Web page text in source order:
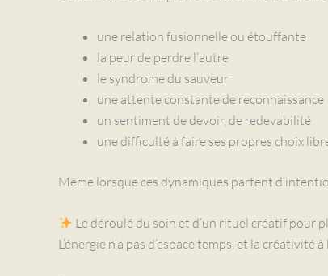
une relation fusionnelle ou étouffante
la peur de perdre l’autre
le syndrome du sauveur
une attente constante de reconnaissance
un sentiment de devoir, de redevabilité
une difficulté à faire ses propres choix
Même lorsque ces dynamiques partent
Le déroulé du soin et d’un rituel créatif pour
L’énergie n’a pas d’espace temps, et la